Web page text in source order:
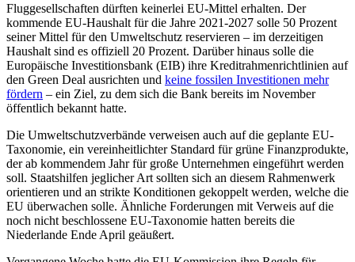
Fluggesellschaften dürften keinerlei EU-Mittel erhalten. Der
kommende EU-Haushalt für die Jahre 2021-2027 solle 50 Prozent
seiner Mittel für den Umweltschutz reservieren – im derzeitigen
Haushalt sind es offiziell 20 Prozent. Darüber hinaus solle die
Europäische Investitionsbank (EIB) ihre Kreditrahmenrichtlinien auf
den Green Deal ausrichten und keine fossilen Investitionen mehr
fördern – ein Ziel, zu dem sich die Bank bereits im November
öffentlich bekannt hatte.
Die Umweltschutzverbände verweisen auch auf die geplante EU-
Taxonomie, ein vereinheitlichter Standard für grüne Finanzprodukte,
der ab kommendem Jahr für große Unternehmen eingeführt werden
soll. Staatshilfen jeglicher Art sollten sich an diesem Rahmenwerk
orientieren und an strikte Konditionen gekoppelt werden, welche die
EU überwachen solle. Ähnliche Forderungen mit Verweis auf die
noch nicht beschlossene EU-Taxonomie hatten bereits die
Niederlande Ende April geäußert.